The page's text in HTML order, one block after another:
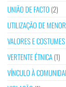
UNIÃO DE FACTO (2)
UTILIZAÇÃO DE
VALORES E
VERTENTE ÉTNICA(1)
VÍNCULO À